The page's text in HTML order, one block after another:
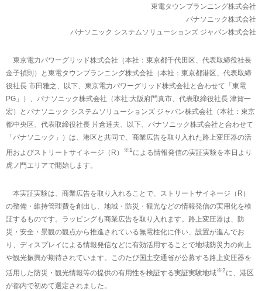
東電タウンプランニング株式会社
パナソニック株式会社
パナソニック システムソリューションズ ジャパン株式会社
東京電力パワーグリッド株式会社（本社：東京都千代田区、代表取締役社長
金子禎則）と東電タウンプランニング株式会社（本社：東京都港区、代表取締
役社長 市田雅之、以下、東京電力パワーグリッド株式会社と合わせて「東電
PG」）、パナソニック株式会社（本社:大阪府門真市、代表取締役社長 津賀一
宏）とパナソニック システムソリューションズ ジャパン株式会社（本社：東京
都中央区、代表取締役社長 片倉達夫、以下、パナソニック株式会社と合わせて
「パナソニック」）は、港区と共同で、商業広告を取り入れた路上変圧器の活
用およびストリートサイネージ（R）
※1 による情報発信の実証実験を本日より
虎ノ門エリアで開始します。
本実証実験は、商業広告を取り入れることで、ストリートサイネージ（R）
の整備・維持管理費を創出し、地域・防災・観光などの情報発信の実用化を検
証するものです。ラッピングも商業広告を取り入れます。路上変圧器は、防
災・安全・景観の観点から推進されている無電柱化に伴い、設置が進んでお
り、ディスプレイによる情報発信などに有効活用することで地域防災力の向上
や観光振興が期待されています。このたび国土交通省が公募する路上変圧器を
活用した防災・観光情報等の提供の有用性を検証する実証実験地域※2に、港区
が都内で初めて選定されました。